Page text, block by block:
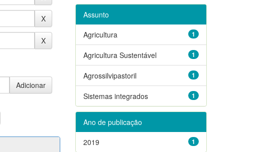
Assunto
1
Agricultura
1
Agricultura Sustentável
1
Agrossilvipastoril
1
Sistemas integrados
Ano de publicação
1
2019